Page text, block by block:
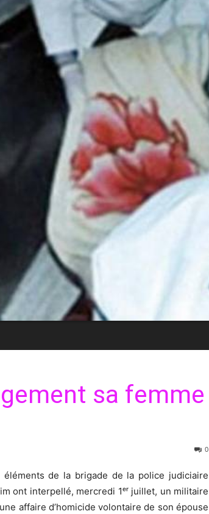
sa femme
0
de la brigade de la police judiciaire
ont interpellé, mercredi 1ᵉʳ juillet, un militaire
affaire d’homicide volontaire de son épouse